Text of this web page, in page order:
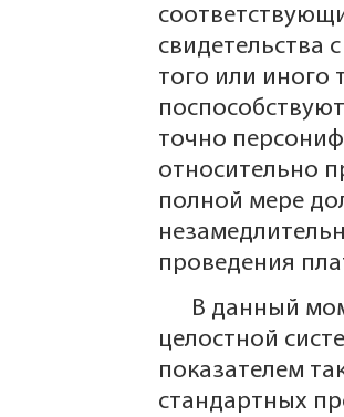
свидетельства
того или иного
точно
относительно
полной мере
проведения
В данный
целостной
показателем
стандартных